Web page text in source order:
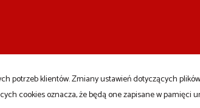
potrzeb klientów. Zmiany ustawień dotyczących
cookies oznacza, że będą one zapisane w pamięci